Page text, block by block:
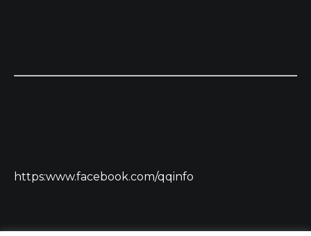
https:www.facebook.com/qqinfo